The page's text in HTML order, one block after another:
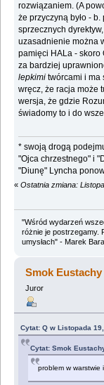
rozwiązaniem. (A
że przyczyną było -
sprzecznych
uzasadnienie można
pamięci HALa - skoro
za bardziej
lepkimi twórcami i ma
wręcz, że racja może
wersja, że gdzie
świadomy to i do
* swoją drogą
"Ojca chrzestnego" i
"Diunę" Lyncha
« Ostatnia zmiana:
"Wśród wydarzeń
różnie je postrzegamy.
umysłach" - Marek
Smok Eustachy
Juror
Cytat: Q w Listopada
Cytat: Smok
problem w warstwie